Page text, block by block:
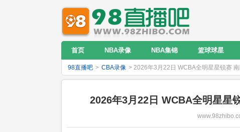
首页 NBA录像 NBA集锦 篮球球星
98直播吧 > CBA录像 > 2026年3月22日 WCBA全明星星锐赛
2026年3月22日 WCBA全明星星